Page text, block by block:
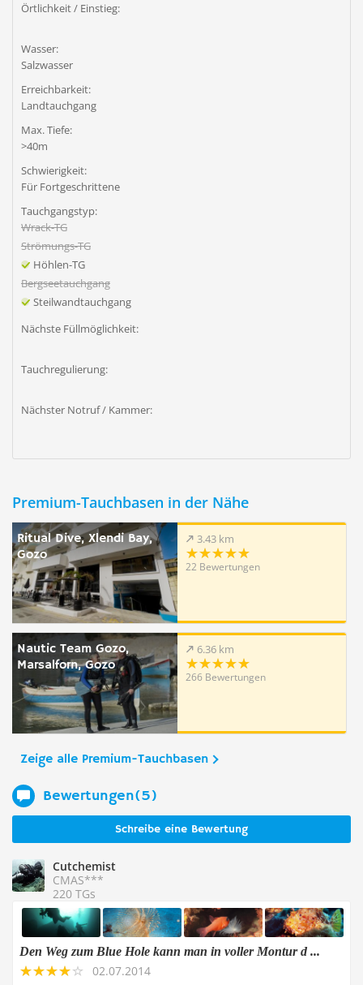
Örtlichkeit / Einstieg:
Wasser:
Salzwasser
Erreichbarkeit:
Landtauchgang
Max. Tiefe:
>40m
Schwierigkeit:
Für Fortgeschrittene
Tauchgangstyp:
Wrack-TG
Strömungs-TG
Höhlen-TG
Bergseetauchgang
Steilwandtauchgang
Nächste Füllmöglichkeit:
Tauchregulierung:
Nächster Notruf / Kammer:
Premium-Tauchbasen in der Nähe
Ritual Dive, Xlendi Bay,
Gozo
3.43 km
22 Bewertungen
Nautic Team Gozo,
Marsalforn, Gozo
6.36 km
266 Bewertungen
Zeige alle Premium-Tauchbasen
Bewertungen(5)
Schreibe eine Bewertung
Cutchemist
CMAS***
220 TGs
Den Weg zum Blue Hole kann man in voller Montur d ...
02.07.2014